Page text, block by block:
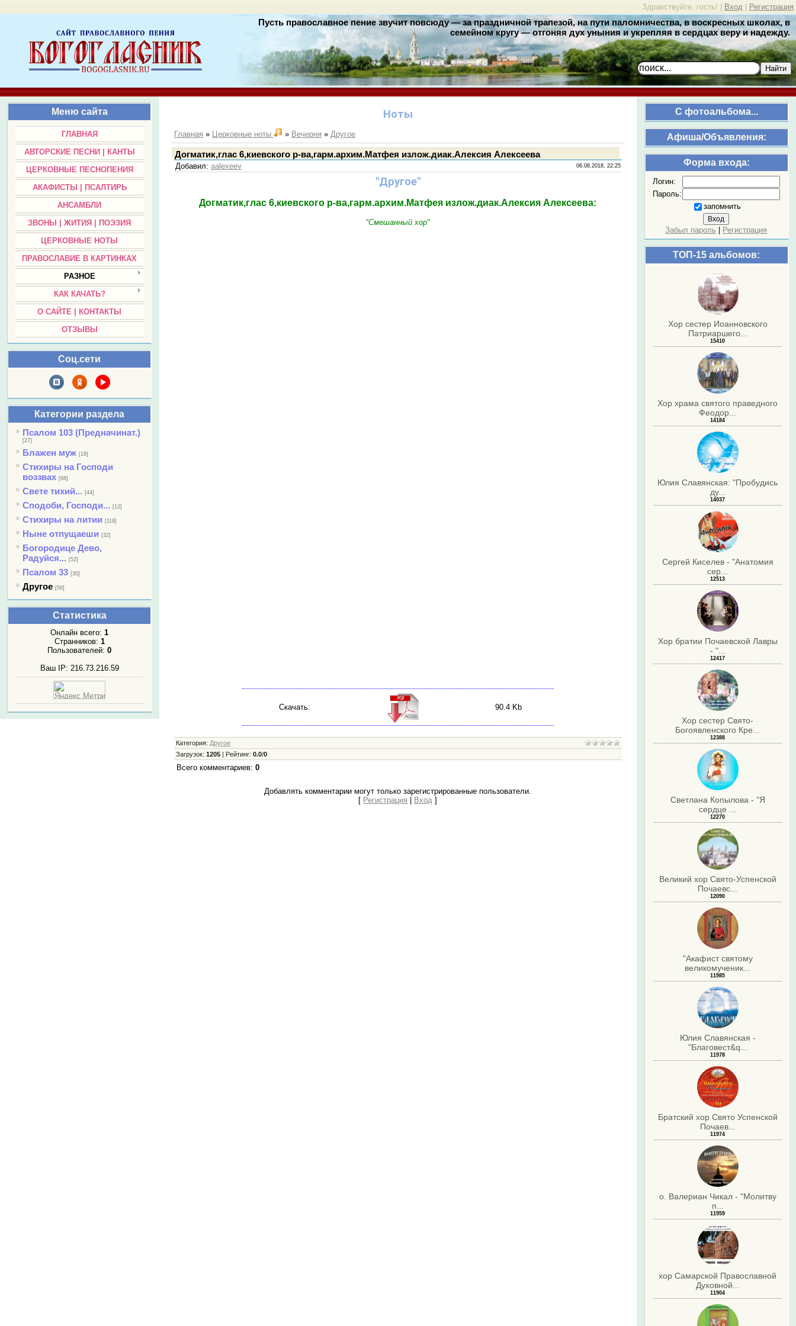
Здравствуйте, гость! | Вход Регистрация
Пусть православное пение звучит повсюду — за праздничной трапезой, на пути паломничества, в воскресных школах, в
семейном кругу — отгоняя дух уныния и укрепляя в сердцах веру и надежду.
Найти
Меню сайта
ГЛАВНАЯ
АВТОРСКИЕ ПЕСНИ | КАНТЫ
ЦЕРКОВНЫЕ ПЕСНОПЕНИЯ
АКАФИСТЫ | ПСАЛТИРЬ
АНСАМБЛИ
ЗВОНЫ | ЖИТИЯ | ПОЭЗИЯ
ЦЕРКОВНЫЕ НОТЫ
ПРАВОСЛАВИЕ В КАРТИНКАХ
РАЗНОЕ
КАК КАЧАТЬ?
О САЙТЕ | КОНТАКТЫ
ОТЗЫВЫ
Соц.сети
Категории раздела
Псалом 103 (Предначинат.)
[27]
Блажен муж [18]
Стихиры на Господи
воззвах [68]
Свете тихий... [44]
Сподоби, Господи... [12]
Стихиры на литии [119]
Ныне отпущаеши [32]
Богородице Дево,
Радуйся... [52]
Псалом 33 [30]
Другое [56]
Статистика
Онлайн всего:1
Странников: 1
Пользователей:0
Ваш IP: 216.73.216.59
C фотоальбома...
Афиша/Объявления:
Форма входа:
Логин:
Пароль:
запомнить
Забыл пароль Регистрация
ТОП-15 альбомов:
Хор сестер Иоанновского
Патриаршего...
15410
Хор храма святого праведного
Феодор...
14184
Юлия Славянская: "Пробудись
ду...
14037
Сергей Киселев - "Анатомия
сер...
12513
Хор братии Почаевской Лавры
- "...
12417
Хор сестер Свято-
Богоявленского Кре...
12388
Светлана Копылова - "Я
сердце ...
12270
Великий хор Свято-Успенской
Почаевс...
12090
"Акафист святому
великомученик...
11985
Юлия Славянская -
"Благовест&q...
11978
Братский хор Свято Успенской
Почаев...
11974
о. Валериан Чикал - "Молитву
п...
11959
хор Самарской Православной
Духовной...
11904
Ноты
Главная » Церковные ноты » Вечерня » Другое
Догматик,глас 6,киевского р-ва,гарм.архим.Матфея излож.диак.Алексия Алексеева
Добавил: aalexeev 06.08.2018, 22:25
"Другое"
Догматик,глас 6,киевского р-ва,гарм.архим.Матфея излож.диак.Алексия Алексеева:
"Смешанный хор"
Скачать: 90.4 Kb
Категория: Другое
Загрузок: 1205| Рейтинг: 0.0/0
Всего комментариев: 0
Добавлять комментарии могут только зарегистрированные пользователи.
[ Регистрация Вход ]